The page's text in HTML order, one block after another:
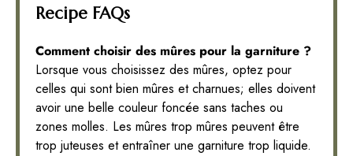
Recipe FAQs
Comment choisir des mûres pour la garniture ?
Lorsque vous choisissez des mûres, optez pour
celles qui sont bien mûres et charnues; elles doivent
avoir une belle couleur foncée sans taches ou
zones molles. Les mûres trop mûres peuvent être
trop juteuses et entraîner une garniture trop liquide.